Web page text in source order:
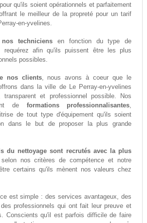
qu'ils soient opérationnels et parfaitement
le meilleur de la propreté pour un tarif
en-yvelines.
nos techniciens en fonction du type de
requérez afin qu'ils puissent être les plus
possibles.
nos clients, nous avons à coeur que le
dans la ville de Le Perray-en-yvelines
et professionnel possible. Nos
de formations professionnalisantes,
de tout type d'équipement qu'ils soient
dans le but de proposer la plus grande
du nettoyage sont recrutés avec la plus
selon nos critères de compétence et notre
certains qu'ils mènent nos valeurs chez
est simple : des services avantageux, des
professionnels qui ont fait leur preuve et
Conscients qu'il est parfois difficile de faire